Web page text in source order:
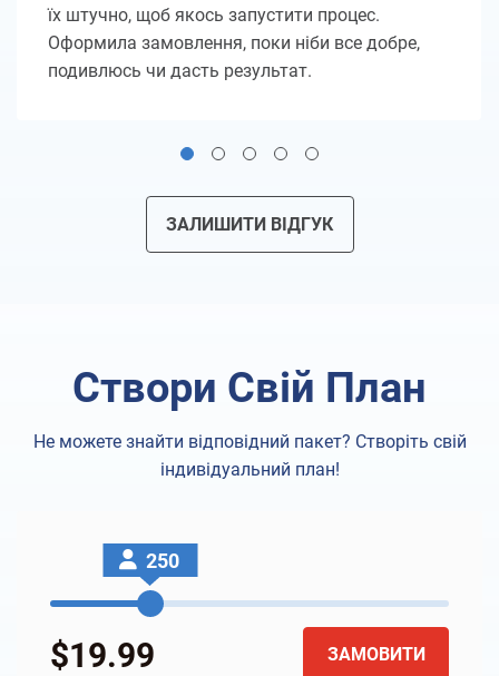
їх штучно, щоб якось запустити процес.
Оформила замовлення, поки ніби все добре,
подивлюсь чи дасть результат.
ЗАЛИШИТИ ВІДГУК
Створи Свій План
Не можете знайти відповідний пакет? Створіть свій
індивідуальний план!
250
$19.99 ЗАМОВИТИ